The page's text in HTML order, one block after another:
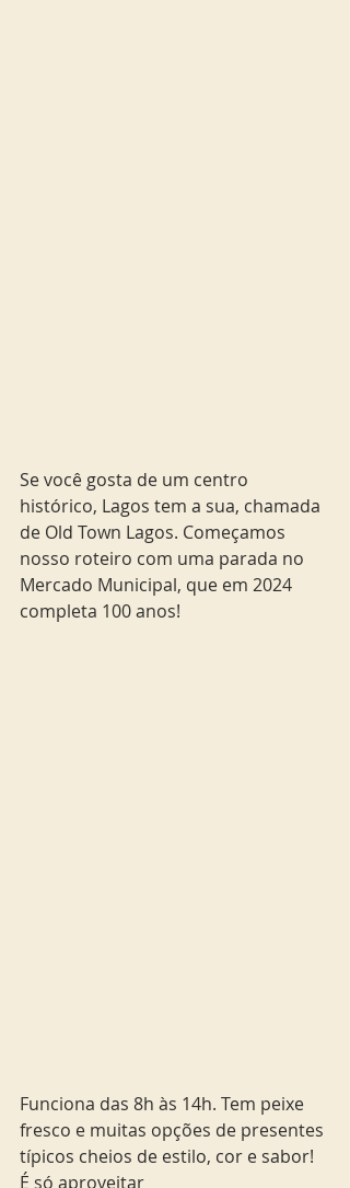
Se você gosta de um centro
histórico, Lagos tem a sua, chamada
de Old Town Lagos. Começamos
nosso roteiro com uma parada no
Mercado Municipal, que em 2024
completa 100 anos!
Funciona das 8h às 14h. Tem peixe
fresco e muitas opções de presentes
típicos cheios de estilo, cor e sabor!
É só aproveitar